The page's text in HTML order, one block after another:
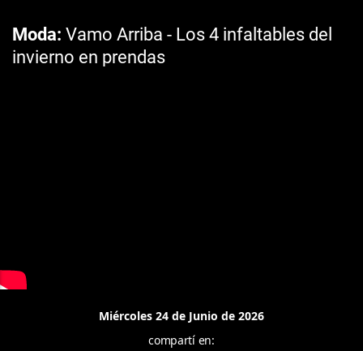
Moda Vamo Arriba - Los 4 infaltables del
invierno en prendas
Miércoles 24 de Junio de 2026
compartí en: